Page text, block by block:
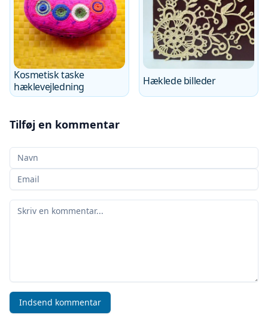
Kosmetisk taske
hæklevejledning
Hæklede billeder
Tilføj en kommentar
Dit navn
Din e-mail
Din kommentar
Indsend kommentar